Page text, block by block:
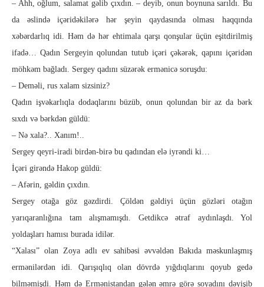
– Ahh, oğlum, salamat gəlib çıxdın. – deyib, onun boynuna sarıldı. Bu
da əslində içəridəkilərə hər şeyin qaydasında olması haqqında
xəbərdarlıq idi. Həm də hər ehtimala qarşı qonşular üçün eşitdirilmiş
ifadə… Qadın Sergeyin qolundan tutub içəri çəkərək, qapını içəridən
möhkəm bağladı. Sergey qadını süzərək ermənicə soruşdu:
– Deməli, rus xalam sizsiniz?
Qadın işvəkarlıqla dodaqlarını büzüb, onun qolundan bir az da bərk
sıxdı və bərkdən güldü:
– Nə xala?.. Xanım!..
Sergey qeyri-iradi birdən-birə bu qadından elə iyrəndi ki…
İçəri girəndə Hakop güldü:
– Afərin, gəldin çıxdın.
Sergey otağa göz gəzdirdi. Çöldən gəldiyi üçün gözləri ota­ğın
yarıqaranlığına tam alışmamışdı. Getdikcə ətraf aydınlaşdı. Yol
yoldaşları hamısı burada idilər.
“Xalası” olan Zoya adlı ev sahibəsi əvvəldən Bakıda məskunlaşmış
ermənilərdən idi. Qa­rı­şıqlıq olan dövrdə yığdıqlarını qoyub gedə
bilməmişdi. Həm də Ermənistandan gələn əmrə görə soyadını dəyişib